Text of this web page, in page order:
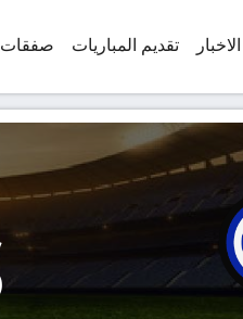
تقديم المباريات صفقات